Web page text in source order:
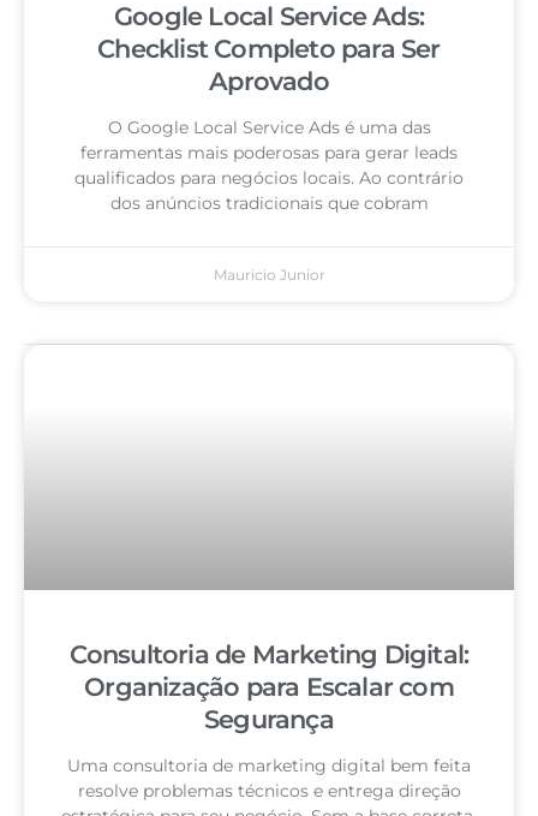
Google Local Service Ads:
Checklist Completo para Ser
Aprovado
O Google Local Service Ads é uma das
ferramentas mais poderosas para gerar leads
qualificados para negócios locais. Ao contrário
dos anúncios tradicionais que cobram
Mauricio Junior
Consultoria de Marketing Digital:
Organização para Escalar com
Segurança
Uma consultoria de marketing digital bem feita
resolve problemas técnicos e entrega direção